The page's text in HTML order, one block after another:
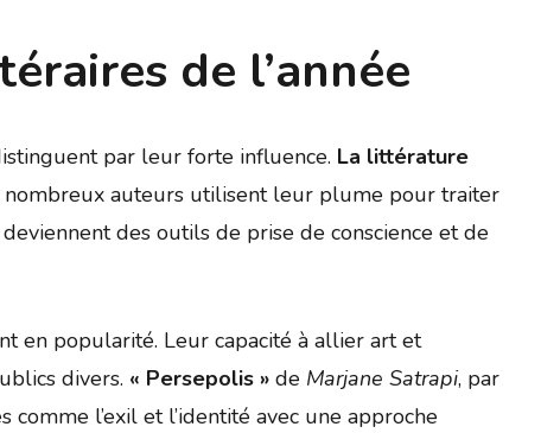
de l’année
par leur forte influence. La littérature
nombreux auteurs utilisent leur plume pour traiter
des outils de prise de conscience et de
en popularité. Leur capacité à allier art et
divers. « Persepolis » de Marjane Satrapi, par
l’exil et l’identité avec une approche